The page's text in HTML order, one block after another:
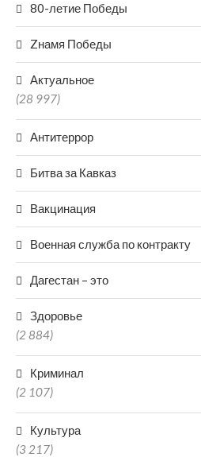
80-летие Победы
Zнамя Победы
Актуальное
(28 997)
Антитеррор
Битва за Кавказ
Вакцинация
Военная служба по контракту
Дагестан – это
Здоровье
(2 884)
Криминал
(2 107)
Культура
(3 217)